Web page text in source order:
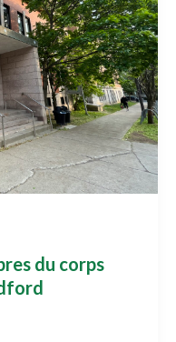
du corps